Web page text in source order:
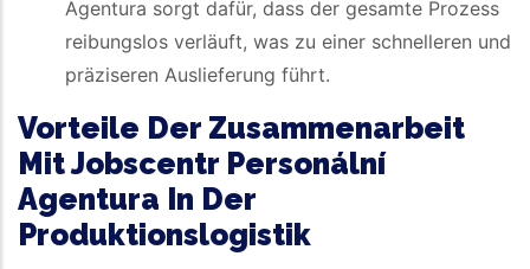
Agentura sorgt dafür, dass der gesamte Prozess
reibungslos verläuft, was zu einer schnelleren und
präziseren Auslieferung führt.
Vorteile Der Zusammenarbeit
Mit Jobscentr Personální
Agentura In Der
Produktionslogistik